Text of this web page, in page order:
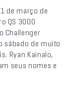
de março de
QS 3000
Challenger
sábado de muito
Ryan Kainalo,
seus nomes e